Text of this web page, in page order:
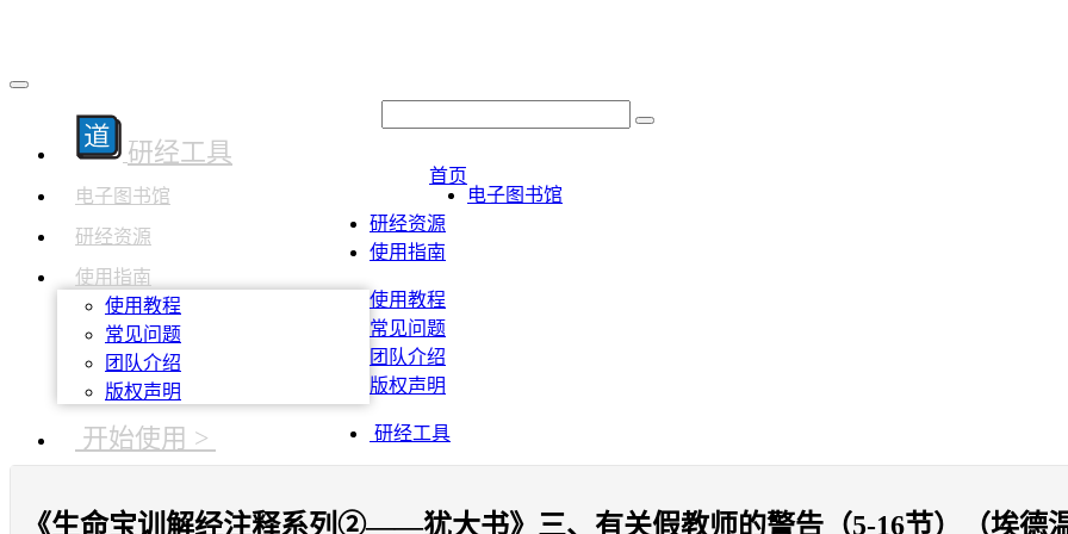
研经工具
电子图书馆
研经资源
使用指南
使用教程
常见问题
团队介绍
版权声明
开始使用 >
首页
电子图书馆
研经资源
使用指南
使用教程
常见问题
团队介绍
版权声明
研经工具
《生命宝训解经注释系列②——犹大书》三、有关假教师的警告（5-16节）（埃德温